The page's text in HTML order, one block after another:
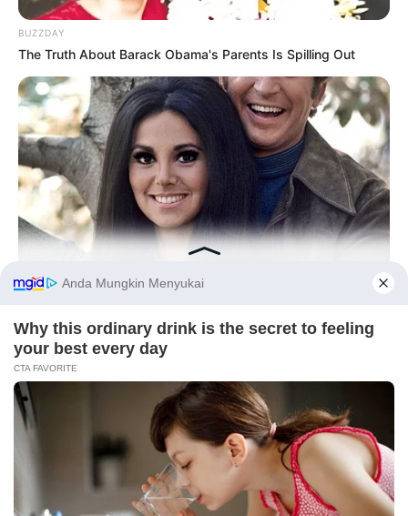
(foto: instagram/citraciki)
5. Selama berkarier, ia pernah memenangkan beberapa
penghargaan
BUZZDAY
The Truth About Barack Obama's Parents Is Spilling Out
Marlo Thomas Is 86 Now - Here's What She Looks Like
Today
Before You Go